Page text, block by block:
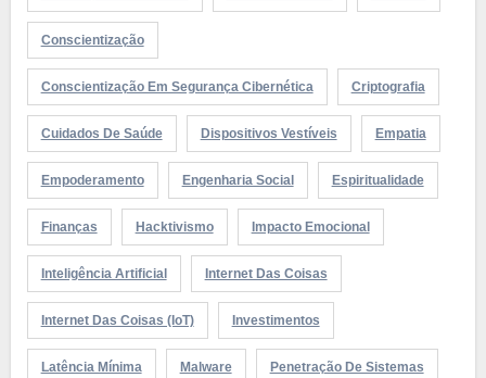
Conscientização
Conscientização Em Segurança Cibernética Criptografia
Cuidados De Saúde Dispositivos Vestíveis Empatia
Empoderamento Engenharia Social Espiritualidade
Finanças Hacktivismo Impacto Emocional
Inteligência Artificial Internet Das Coisas
Internet Das Coisas (IoT) Investimentos
Latência Mínima Malware Penetração De Sistemas